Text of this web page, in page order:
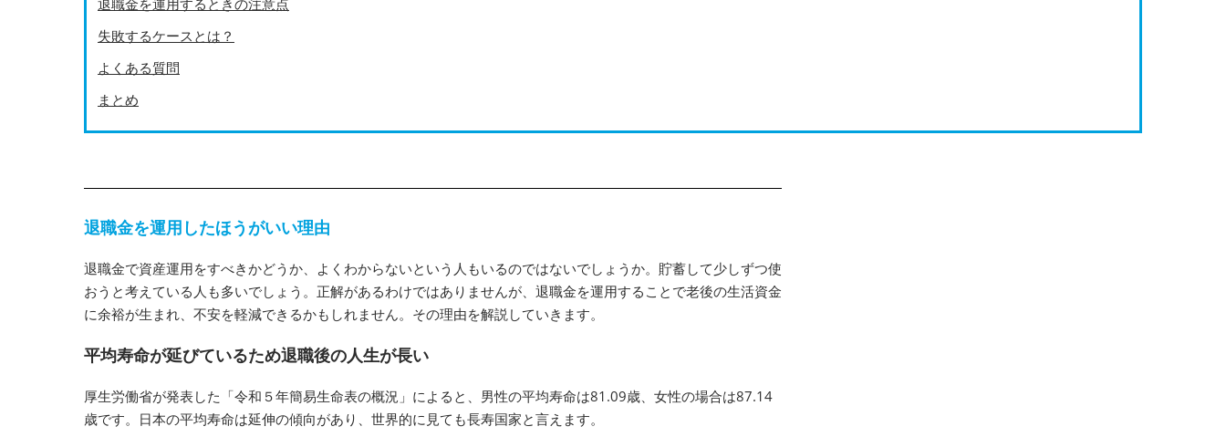
退職金を運用するときの注意点
失敗するケースとは？
よくある質問
まとめ
退職金を運用したほうがいい理由
退職金で資産運用をすべきかどうか、よくわからないという人もいるのではないでしょうか。貯蓄して少しずつ使
おうと考えている人も多いでしょう。正解があるわけではありませんが、退職金を運用することで老後の生活資金
に余裕が生まれ、不安を軽減できるかもしれません。その理由を解説していきます。
平均寿命が延びているため退職後の人生が長い
厚生労働省が発表した「令和５年簡易生命表の概況」によると、男性の平均寿命は81.09歳、女性の場合は87.14
歳です。日本の平均寿命は延伸の傾向があり、世界的に見ても長寿国家と言えます。